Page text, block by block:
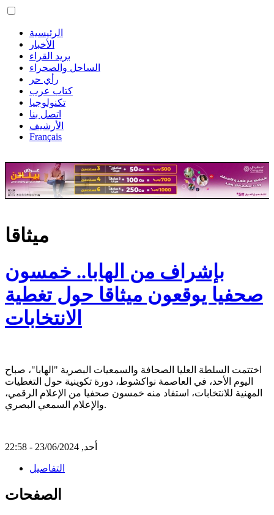
الرئيسية
الأخبار
بريد القراء
الساحل والصحراء
رأي حر
كتاب عرب
تكنولوجيا
اتصل بنا
الأرشيف
Français
ميثاقا
بإشراف من الهابا.. خمسون
صحفيا يوقعون ميثاقا حول تغطية
الانتخابات
اختتمت السلطة العليا الصحافة والسمعيات البصرية "الهابا"، صباح
اليوم الأحد، في العاصمة نواكشوط، دورة تكوينية حول التغطيات
المهنية للانتخابات، استفاد منه خمسون صحفيا من الإعلام الرقمي،
والإعلام السمعي البصري.
أحد, 23/06/2024 - 22:58
التفاصيل
الصفحات